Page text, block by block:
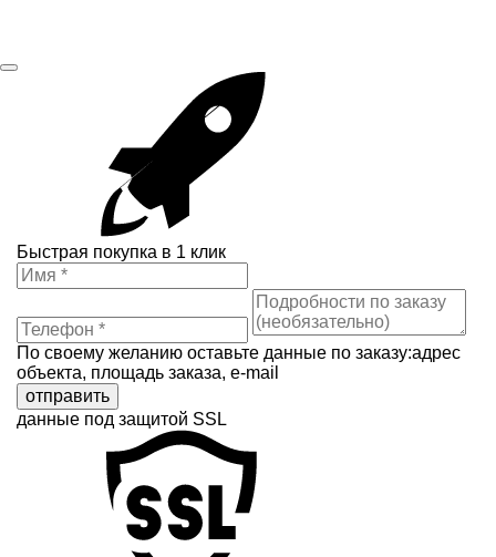
Быстрая покупка в 1 клик
По своему желанию оставьте данные по заказу:адрес
объекта, площадь заказа, e-mail
отправить
данные под защитой SSL